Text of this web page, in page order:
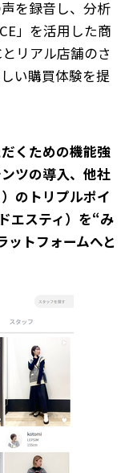
を録音し、分析
」を活用した商
リアル店舗のさ
い購買体験を提
くための機能強
ツの導入、他社
のトリプルポイ
エスティ）を“み
ットフォームへと